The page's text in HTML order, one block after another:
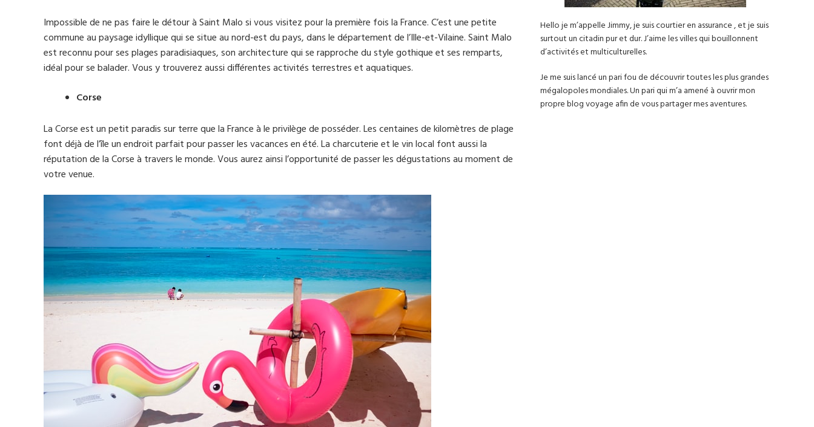
Impossible de ne pas faire le détour à Saint Malo si vous visitez pour la première fois la France. C’est une petite
commune au paysage idyllique qui se situe au nord-est du pays, dans le département de l’Ille-et-Vilaine. Saint Malo
est reconnu pour ses plages paradisiaques, son architecture qui se rapproche du style gothique et ses remparts,
idéal pour se balader. Vous y trouverez aussi différentes activités terrestres et aquatiques.
Corse
La Corse est un petit paradis sur terre que la France à le privilège de posséder. Les centaines de kilomètres de plage
font déjà de l’île un endroit parfait pour passer les vacances en été. La charcuterie et le vin local font aussi la
réputation de la Corse à travers le monde. Vous aurez ainsi l’opportunité de passer les dégustations au moment de
votre venue.
Hello je m’appelle Jimmy, je suis courtier en assurance , et je suis
surtout un citadin pur et dur. J’aime les villes qui bouillonnent
d’activités et multiculturelles.
Je me suis lancé un pari fou de découvrir toutes les plus grandes
mégalopoles mondiales. Un pari qui m’a amené à ouvrir mon
propre blog voyage afin de vous partager mes aventures.